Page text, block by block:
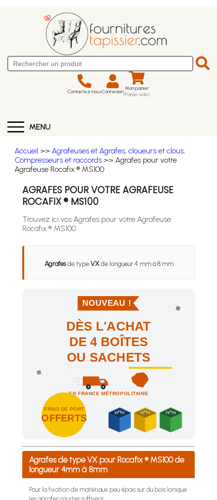
Contactez-nousConnexion Mon panier
(Panier vide)
MENU
Accueil >> Agrafeuses et Agrafes, cloueurs et clous,
Compresseurs et raccords >> Agrafes pour votre
Agrafeuse Rocafix ® MS100
AGRAFES POUR VOTRE AGRAFEUSE
ROCAFIX ® MS100
Trouvez ici vos Agrafes pour votre Agrafeuse
Rocafix ® MS100
Agrafesde typeVXde longueur 4 mm à 8 mm.
NOUVEAU !
DÈS L'ACHAT
DE 4 BOÎTES
OU SACHETS
EN FRANCE MÉTROPOLITAINE
FRAIS DE PORT
OFFERTS
Achetez 4 sachets ou boîtes d'agrafes ou de pointes et
Agrafes de type VX pour Rocafix ® MS100 de
longueur 4mm à 8mm
Pour la fixation de matériaux peu épais sur du bois lorsque